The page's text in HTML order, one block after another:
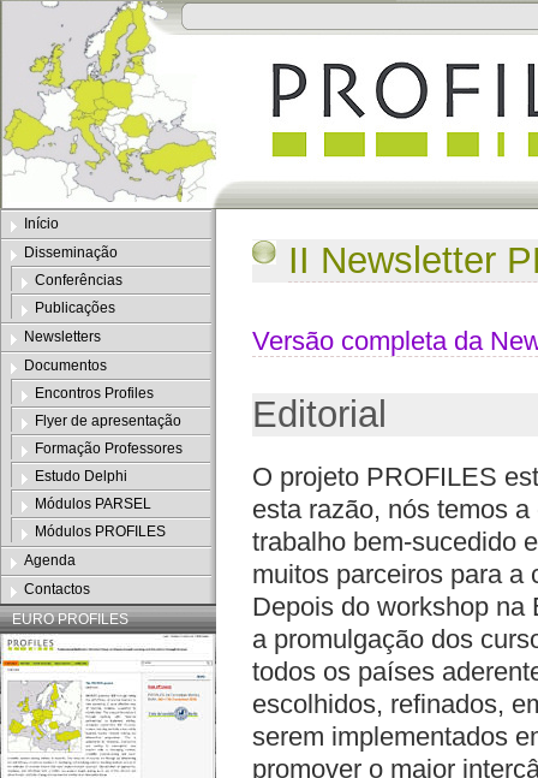
II Newsletter
Versão completa da
Editorial
O projeto PROFILES
esta razão, nós temos
trabalho bem-sucedido
muitos parceiros para a
Depois do workshop na
a promulgação dos
todos os países
escolhidos, refinados,
serem implementados
promover o maior
Início
Disseminação
Conferências
Publicações
Newsletters
Documentos
Encontros Profiles
Flyer de apresentação
Formação Professores
Estudo Delphi
Módulos PARSEL
Módulos PROFILES
Agenda
Contactos
EURO PROFILES